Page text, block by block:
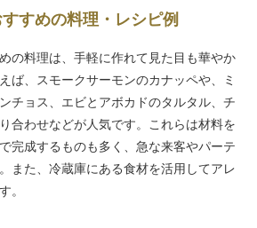
すめの料理・レシピ例
の料理は、手軽に作れて見た目も華やか
ば、スモークサーモンのカナッペや、ミ
チョス、エビとアボカドのタルタル、チ
合わせなどが人気です。これらは材料を
完成するものも多く、急な来客やパーテ
また、冷蔵庫にある食材を活用してアレ
。